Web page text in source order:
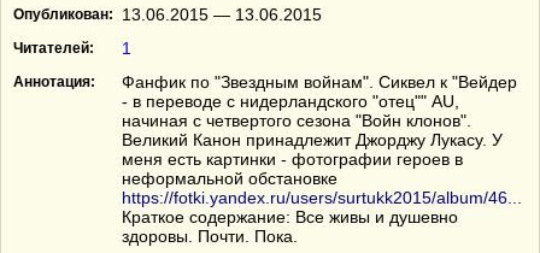
Опубликован: 13.06.2015 — 13.06.2015
Читателей: 1
Аннотация:
Фанфик по "Звездным войнам". Сиквел к "Вейдер
- в переводе с нидерландского "отец"" AU,
начиная с четвертого сезона "Войн клонов".
Великий Канон принадлежит Джорджу Лукасу. У
меня есть картинки - фотографии героев в
неформальной обстановке
https://fotki.yandex.ru/users/surtukk2015/album/46...
Краткое содержание: Все живы и душевно
здоровы. Почти. Пока.